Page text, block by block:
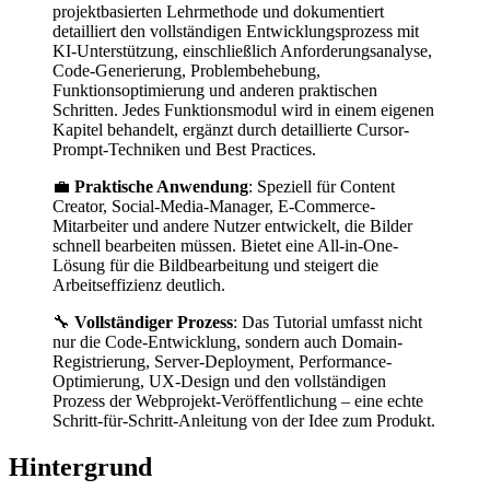
projektbasierten Lehrmethode und dokumentiert
detailliert den vollständigen Entwicklungsprozess mit
KI-Unterstützung, einschließlich Anforderungsanalyse,
Code-Generierung, Problembehebung,
Funktionsoptimierung und anderen praktischen
Schritten. Jedes Funktionsmodul wird in einem eigenen
Kapitel behandelt, ergänzt durch detaillierte Cursor-
Prompt-Techniken und Best Practices.
💼 Praktische Anwendung: Speziell für Content
Creator, Social-Media-Manager, E-Commerce-
Mitarbeiter und andere Nutzer entwickelt, die Bilder
schnell bearbeiten müssen. Bietet eine All-in-One-
Lösung für die Bildbearbeitung und steigert die
Arbeitseffizienz deutlich.
🔧 Vollständiger Prozess: Das Tutorial umfasst nicht
nur die Code-Entwicklung, sondern auch Domain-
Registrierung, Server-Deployment, Performance-
Optimierung, UX-Design und den vollständigen
Prozess der Webprojekt-Veröffentlichung – eine echte
Schritt-für-Schritt-Anleitung von der Idee zum Produkt.
Hintergrund